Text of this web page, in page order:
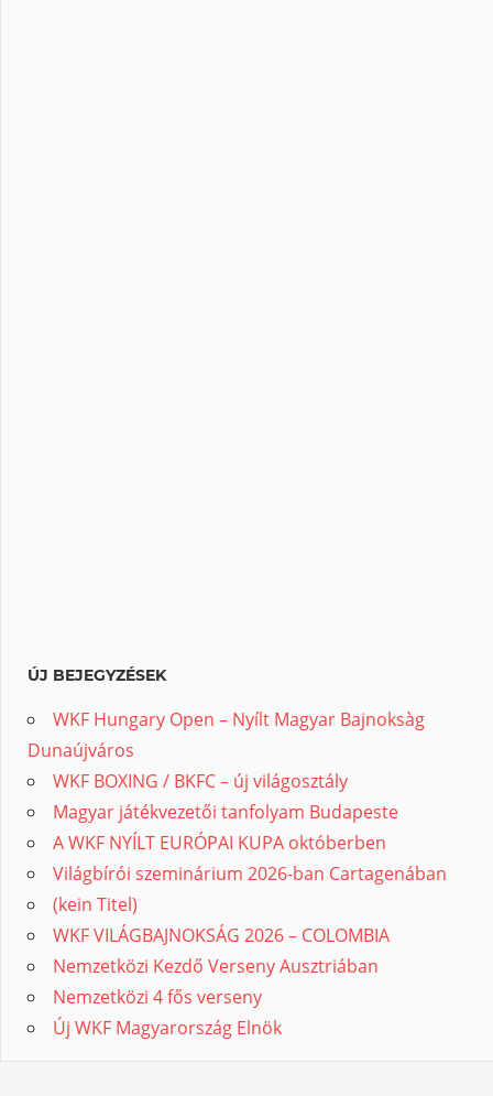
ÚJ BEJEGYZÉSEK
WKF Hungary Open – Nyílt Magyar Bajnoksàg
Dunaújváros
WKF BOXING / BKFC – új világosztály
Magyar játékvezetői tanfolyam Budapeste
A WKF NYÍLT EURÓPAI KUPA októberben
Világbírói szeminárium 2026-ban Cartagenában
(kein Titel)
WKF VILÁGBAJNOKSÁG 2026 – COLOMBIA
Nemzetközi Kezdő Verseny Ausztriában
Nemzetközi 4 fős verseny
Új WKF Magyarország Elnök